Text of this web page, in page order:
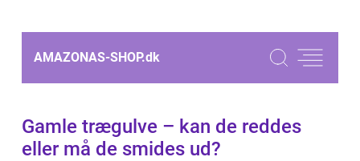
AMAZONAS-SHOP.dk
Gamle trægulve – kan de reddes
eller må de smides ud?